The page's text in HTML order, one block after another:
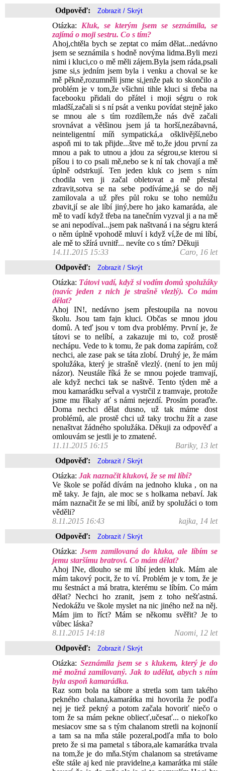
Odpověď:
Otázka: Kluk, se kterým jsem se seznámila, se
zajímá o moji sestru. Co s tím?
Ahoj,chtěla bych se zeptat co mám dělat...nedávno
jsem se seznámila s hodně novýma lidma.Byli mezi
nimi i kluci,co o mě měli zájem.Byla jsem ráda,psali
jsme si,s jedním jsem byla i venku a choval se ke
mě pěkně,rozumněli jsme si,jenže pak to skončilo a
problém je v tom,že všichni tihle kluci si třeba na
facebooku přidali do přátel i moji ségru o rok
mladší,začali si s ní psát a venku povídat stejně jako
se mnou ale s tím rozdílem,že nás dvě začali
srovnávat a většinou jsem já ta horší,nezábavná,
neinteligentní míň sympatická,a ošklivější,nebo
aspoň mi to tak přijde...štve mě to,že jdou první za
mnou a pak to utnou a jdou za ségrou,se kterou si
píšou i to co psali mě,nebo se k ní tak chovají a mě
úplně odstrkují. Ten jeden kluk co jsem s ním
chodila ven ji začal obletovat a mě přestal
zdravit,sotva se na sebe podíváme,já se do něj
zamilovala a už přes půl roku se toho nemůžu
zbavit,jí se ale líbí jiný,bere ho jako kamaráda, ale
mě to vadí když třeba na tanečním vyzval ji a na mě
se ani nepodíval...jsem pak naštvaná i na ségru která
o něm úplně vpohodě mluví i když ví,že de mi líbí,
ale mě to sžírá uvnitř... nevíte co s tím? Děkuji
14.11.2015 15:33
Caro, 16 let
Odpověď:
Otázka: Tátovi vadí, když si vodím domů spolužáky
(navíc jeden z nich je strašně vlezlý). Co mám
dělat?
Ahoj IN!, nedávno jsem přestoupila na novou
školu. Jsou tam fajn kluci. Občas se mnou jdou
domů. A teď jsou v tom dva problémy. První je, že
tátovi se to nelíbí, a zakazuje mi to, což prostě
nechápu. Vede to k tomu, že pak doma zapírám, což
nechci, ale zase pak se táta zlobí. Druhý je, že mám
spolužáka, který je strašně vlezlý. (není to jen můj
názor). Neustále říká že se mnou pojede tramvají,
ale když nechci tak se naštvě. Tento týden mě a
mou kamarádku seřval a vystrčil z tramvaje, protože
jsme mu říkaly ať s námi nejezdí. Prosím poraďte.
Doma nechci dělat dusno, už tak máme dost
problémů, ale prostě chci už taky trochu žít a zase
nenaštvat žádného spolužáka. Děkuji za odpověď a
omlouvám se jestli je to zmatené.
11.11.2015 16:15
Bariky, 13 let
Odpověď:
Otázka: Jak naznačit klukovi, že se mi líbí?
Ve škole se pořád dívám na jednoho kluka , on na
mě taky. Je fajn, ale moc se s holkama nebaví. Jak
mám naznačit že se mi líbí, aniž by spolužáci o tom
věděli?
8.11.2015 16:43
kajka, 14 let
Odpověď:
Otázka:Jsem zamilovaná do kluka, ale líbím se
jemu staršímu bratrovi. Co mám dělat?
Ahoj INe, dlouho se mi líbí jeden kluk. Mám ale
mám takový pocit, že to ví. Problém je v tom, že je
mu šestnáct a má bratra, kterému se líbím. Co mám
dělat? Nechci ho zranit, jsem z toho nešťastná.
Nedokážu ve škole myslet na nic jiného než na něj.
Mám jim to říct? Mám se někomu svěřit? Je to
vůbec láska?
8.11.2015 14:18
Naomi, 12 let
Odpověď:
Otázka: Seznámila jsem se s klukem, který je do
mě možná zamilovaný. Jak to udělat, abych s ním
byla aspoň kamarádka.
Raz som bola na tábore a stretla som tam takého
pekného chalana,kamarátka mi hovorila že podľa
nej je tiež pekný a potom začala hovoriť niečo o
tom že sa mám pekne obliecť,učesať... o niekoľko
mesiacov sme sa s tým chalanom stretli na kojnonií
a tam sa na mňa stále pozeral,podľa mňa to bolo
preto že si ma pametal s tábora,ale kamarátka trvala
na tom,že je do mňa.Stým chalanom sa stretávame
ešte stále aj ked nie pravidelne,a kamarátka mi stále